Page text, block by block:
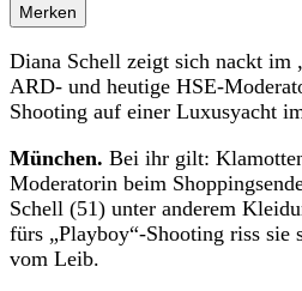
Merken
Diana Schell zeigt sich nackt im
ARD- und heutige HSE-
Shooting auf einer Luxusyacht
München. Bei ihr gilt:
Moderatorin beim
Schell (51) unter anderem
fürs „Playboy“-Shooting riss sie
vom Leib.